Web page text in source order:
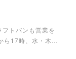
トバンも営業を
ら17時、水・木…